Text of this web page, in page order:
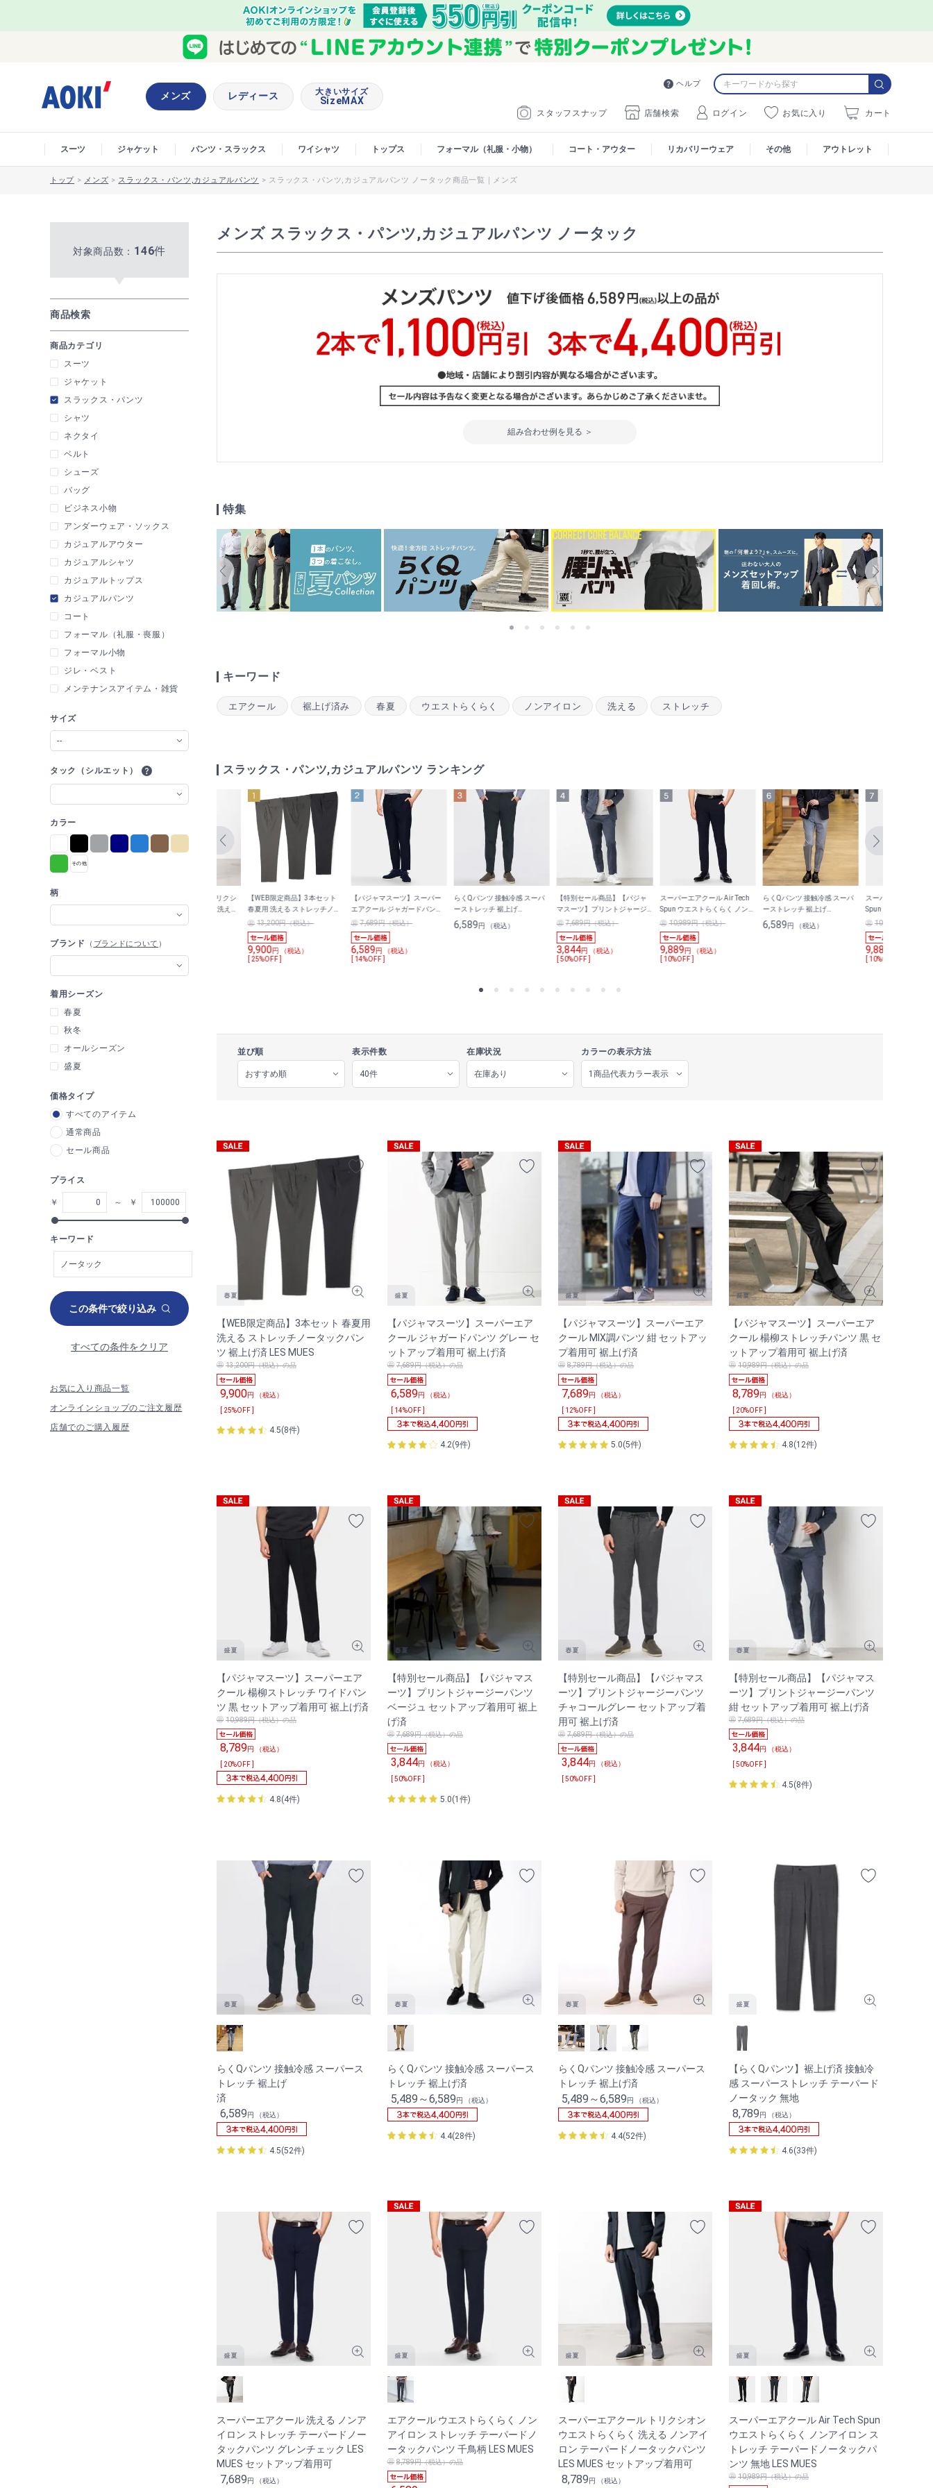
ヘルプ
スタッフスナップ 店舗検索 ログイン お気に入り カート
メンズ レディース 大きいサイズ
SizeMAX
スーツ ジャケット パンツ・スラックス ワイシャツ トップス フォーマル（礼服・小物） コート・アウター リカバリーウェア その他 アウトレット
トップ > メンズ > スラックス・パンツ,カジュアルパンツ > スラックス・パンツ,カジュアルパンツ ノータック商品一覧｜メンズ
メンズ スラックス・パンツ,カジュアルパンツ ノータック
組み合わせ例を見る ＞
特集
キーワード
エアクール 裾上げ済み 春夏 ウエストらくらく ノンアイロン 洗える ストレッチ
スラックス・パンツ,カジュアルパンツ ランキング
【パジャマスーツ】スーパー
エアクール ジャガードパンツ
7,689円（税込）
6,589
[ 14%OFF ]
スーパーエアクール トリクシ
オン ウエストらくらく 洗える
トアップ着用可
8,789円 （税込）
【WEB限定商品】3本セット
春夏用 洗える ストレッチノー
タックパンツ 裾上げ済 LES
MUES
13,200円（税込）
9,900円 （税込）
[ 25%OFF ]
【パジャマスーツ】スーパー
エアクール ジャガードパンツ
紺 セットアップ着用可 裾上げ
済
7,689円（税込）
6,589円 （税込）
[ 14%OFF ]
らくQパンツ 接触冷感 スーパ
ーストレッチ 裾上げ
済
6,589円 （税込）
【特別セール商品】【パジャ
マスーツ】プリントジャージ
ーパンツ 紺 セットアップ着用
可 裾上げ済
7,689円（税込）
3,844円 （税込）
[ 50%OFF ]
スーパーエアクール Air Tech
Spun ウエストらくらく ノンア
イロン ストレッチ テーパード
ノータックパンツ 無地 LES
MUES
10,989円（税込）
9,889円 （税込）
[ 10%OFF ]
らくQパンツ 接触冷感 スーパ
ーストレッチ 裾上げ
済
6,589円 （税込）
スーパーエアクール
Spun ウエストらくら
イロン ストレッチ テ
ノータックパンツ 無
MUES
10,989円（税込）
9,889
[ 10%OFF ]
並び順 表示件数 在庫状況 カラーの表示方法
【WEB限定商品】3本セット 春夏用
洗える ストレッチノータックパン
ツ 裾上げ済 LES MUES
13,200円（税込）の品
9,900円 （税込）
[ 25%OFF ]
4.5(8件)
【パジャマスーツ】スーパーエア
クール ジャガードパンツ グレー セ
ットアップ着用可 裾上げ済
7,689円（税込）の品
6,589円 （税込）
[ 14%OFF ]
4.2(9件)
【パジャマスーツ】スーパーエア
クール MIX調パンツ 紺 セットアッ
プ着用可 裾上げ済
8,789円（税込）の品
7,689円 （税込）
[ 12%OFF ]
5.0(5件)
【パジャマスーツ】スーパーエア
クール 楊柳ストレッチパンツ 黒 セ
ットアップ着用可 裾上げ済
10,989円（税込）の品
8,789円 （税込）
[ 20%OFF ]
4.8(12件)
【パジャマスーツ】スーパーエア
クール 楊柳ストレッチ ワイドパン
ツ 黒 セットアップ着用可 裾上げ済
10,989円（税込）の品
8,789円 （税込）
[ 20%OFF ]
4.8(4件)
【特別セール商品】【パジャマス
ーツ】プリントジャージーパンツ
ベージュ セットアップ着用可 裾上
げ済
7,689円（税込）の品
3,844円 （税込）
[ 50%OFF ]
5.0(1件)
【特別セール商品】【パジャマス
ーツ】プリントジャージーパンツ
チャコールグレー セットアップ着
用可 裾上げ済
7,689円（税込）の品
3,844円 （税込）
[ 50%OFF ]
【特別セール商品】【パジャマス
ーツ】プリントジャージーパンツ
紺 セットアップ着用可 裾上げ済
7,689円（税込）の品
3,844円 （税込）
[ 50%OFF ]
4.5(8件)
らくQパンツ 接触冷感 スーパース
トレッチ 裾上げ
済
6,589円 （税込）
4.5(52件)
らくQパンツ 接触冷感 スーパース
トレッチ 裾上げ済
5,489～6,589円 （税込）
4.4(28件)
らくQパンツ 接触冷感 スーパース
トレッチ 裾上げ済
5,489～6,589円 （税込）
4.4(52件)
【らくQパンツ】裾上げ済 接触冷
感 スーパーストレッチ テーパード
ノータック 無地
8,789円 （税込）
4.6(33件)
スーパーエアクール 洗える ノンア
イロン ストレッチ テーパードノー
タックパンツ グレンチェック LES
MUES セットアップ着用可
7,689円 （税込）
エアクール ウエストらくらく ノン
アイロン ストレッチ テーパードノ
ータックパンツ 千鳥柄 LES MUES
8,789円（税込）の品
スーパーエアクール トリクシオン
ウエストらくらく 洗える ノンアイ
ロン テーパードノータックパンツ
LES MUES セットアップ着用可
8,789円 （税込）
スーパーエアクール Air Tech Spun
ウエストらくらく ノンアイロン ス
トレッチ テーパードノータックパ
ンツ 無地 LES MUES
10,989円（税込）の品
対象商品数： 146件
商品検索
商品カテゴリ
スーツ
ジャケット
スラックス・パンツ
シャツ
ネクタイ
ベルト
シューズ
バッグ
ビジネス小物
アンダーウェア・ソックス
カジュアルアウター
カジュアルシャツ
カジュアルトップス
カジュアルパンツ
コート
フォーマル（礼服・喪服）
フォーマル小物
ジレ・ベスト
メンテナンスアイテム・雑貨
サイズ
--
タック（シルエット）
カラー
柄
ブランド （ ブランドについて ）
着用シーズン
春夏
秋冬
オールシーズン
盛夏
価格タイプ
すべてのアイテム
通常商品
セール商品
プライス
￥ ～ ￥
キーワード
この条件で絞り込み
すべての条件をクリア
お気に入り商品一覧
オンラインショップのご注文履歴
店舗でのご購入履歴